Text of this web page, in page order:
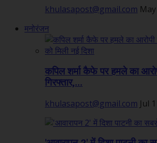
khulasapost@gmail.com
मनोरंजन
कपिल शर्मा कैफे पर हमले का
गिरफ्तार,...
khulasapost@gmail.com Jul